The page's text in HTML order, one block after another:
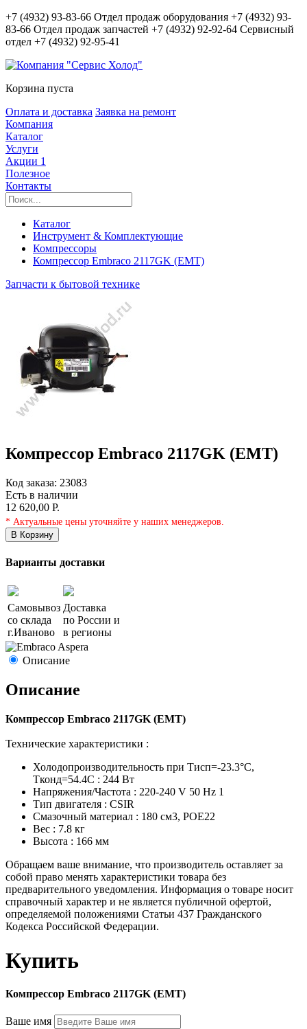
+7 (4932) 93-83-66 Отдел продаж оборудования +7 (4932) 93-
83-66 Отдел продаж запчастей +7 (4932) 92-92-64 Сервисный
отдел +7 (4932) 92-95-41
Корзина пуста
Оплата и доставка Заявка на ремонт
Компания
Каталог
Услуги
Акции 1
Полезное
Контакты
Каталог
Инструмент & Комплектующие
Компрессоры
Компрессор Embraco 2117GK (EMT)
Запчасти к бытовой технике
Компрессор Embraco 2117GK (EMT)
Код заказа: 23083
Есть в наличии
12 620,00 Р.
* Актуальные цены уточняйте у наших менеджеров.
В Корзину
Варианты доставки
Самовывоз
со склада
г.Иваново
Доставка
по России и
в регионы
Описание
Описание
Компрессор Embraco 2117GK (EMT)
Технические характеристики :
Холодопроизводительность при Тисп=-23.3°C,
Tконд=54.4С : 244 Вт
Напряжения/Частота : 220-240 V 50 Hz 1
Тип двигателя : CSIR
Смазочный материал : 180 см3, POE22
Вес : 7.8 кг
Высота : 166 мм
Обращаем ваше внимание, что производитель оставляет за
собой право менять характеристики товара без
предварительного уведомления. Информация о товаре носит
справочный характер и не является публичной офертой,
определяемой положениями Статьи 437 Гражданского
Кодекса Российской Федерации.
Купить
Компрессор Embraco 2117GK (EMT)
Ваше имя